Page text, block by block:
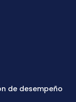
de desempeño